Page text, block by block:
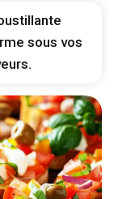
sous vos